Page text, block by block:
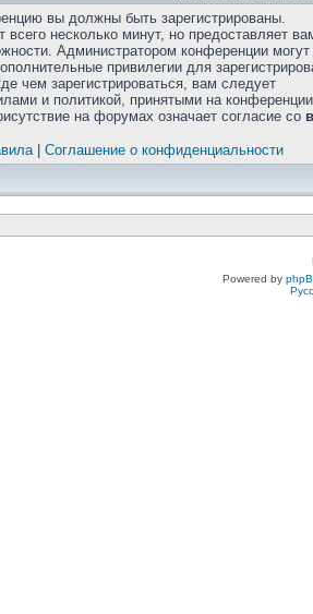
вы должны быть зарегистрированы.
всего несколько минут, но предоставляет
Администратором конференции
привилегии для
чем зарегистрироваться, вам следует
и политикой, принятыми на
на форумах означает согласие со
| Соглашение о конфиденциальности
Powered by